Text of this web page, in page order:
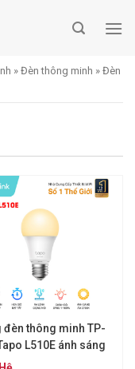
» Đèn thông minh » Đèn
đèn thông minh TP-
L510E ánh sáng